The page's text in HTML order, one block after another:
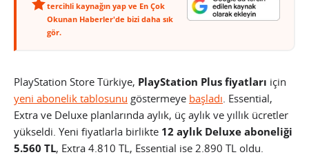
tercihli kaynağın yap ve En Çok
Okunan Haberler'de bizi daha sık
gör.
PlayStation Store Türkiye, PlayStation Plus fiyatları için
yeni abonelik tablosunu göstermeye başladı. Essential,
Extra ve Deluxe planlarında aylık, üç aylık ve yıllık ücretler
yükseldi. Yeni fiyatlarla birlikte 12 aylık Deluxe aboneliği
5.560 TL, Extra 4.810 TL, Essential ise 2.890 TL oldu.